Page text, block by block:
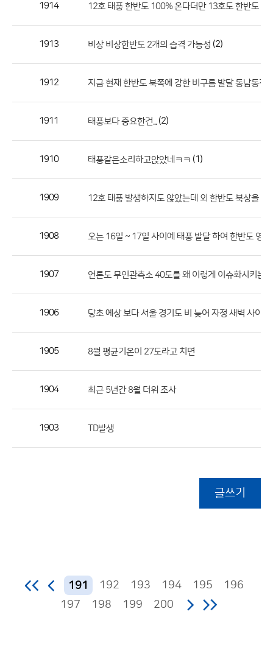
호,
록
공
1914 12호 태풍 한반도 100% 온다더만 13호도 한반도 쪽
1913 비상 비상한반도 2개의 습격 가능성 (2)
1912 지금 현재 한반도 북쪽에 강한 비구름 발달 동남동진
1911 태풍보다 중요한건... (2)
1910 태풍같은소리하고앉았네ㅋㅋ (1)
1909 12호 태풍 발생하지도 않았는데 외 한반도 북상을 확
1908 오는 16일 ~ 17일 사이에 태풍 발달 하여 한반도 영향
1907 언론도 무인관측소 40도를 왜 이렇게 이슈화시키는
1906 당초 예상 보다 서울 경기도 비 늦어 자정 새벽 사이
1905 8월 평균기온이 27도라고 치면
1904 최근 5년간 8월 더위 조사
1903 TD발생
글쓰기
191 192 193 194 195
196
197
198 199 200